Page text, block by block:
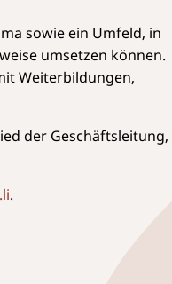
sowie ein Umfeld, in
umsetzen können.
Weiterbildungen,
der Geschäftsleitung,
.